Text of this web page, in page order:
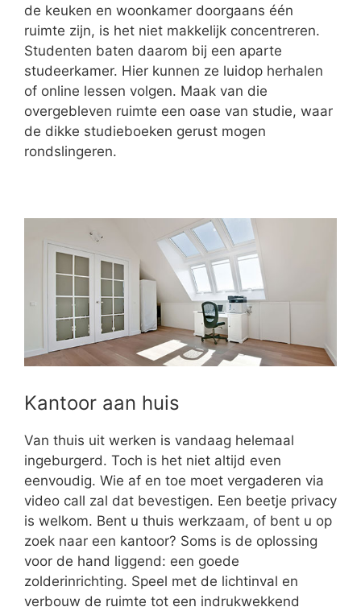
de keuken en woonkamer doorgaans één
ruimte zijn, is het niet makkelijk concentreren.
Studenten baten daarom bij een aparte
studeerkamer. Hier kunnen ze luidop herhalen
of online lessen volgen. Maak van die
overgebleven ruimte een oase van studie, waar
de dikke studieboeken gerust mogen
rondslingeren.
Kantoor aan huis
Van thuis uit werken is vandaag helemaal
ingeburgerd. Toch is het niet altijd even
eenvoudig. Wie af en toe moet vergaderen via
video call zal dat bevestigen. Een beetje privacy
is welkom. Bent u thuis werkzaam, of bent u op
zoek naar een kantoor? Soms is de oplossing
voor de hand liggend: een goede
zolderinrichting. Speel met de lichtinval en
verbouw de ruimte tot een indrukwekkend